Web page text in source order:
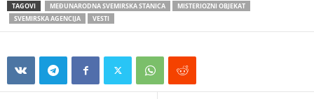
TAGOVI MEĐUNARODNA SVEMIRSKA STANICA
MISTERIOZNI OBJEKAT
SVEMIRSKA AGENCIJA
VESTI